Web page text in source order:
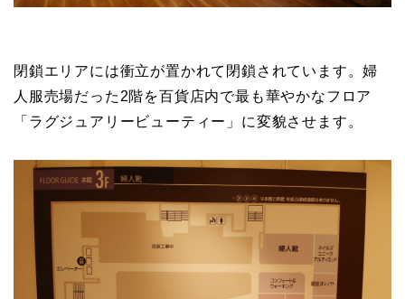
閉鎖エリアには衝立が置かれて閉鎖されています。婦
人服売場だった2階を百貨店内で最も華やかなフロア
「ラグジュアリービューティー」に変貌させます。